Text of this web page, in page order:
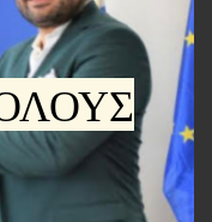
ΟΛΟΥΣ